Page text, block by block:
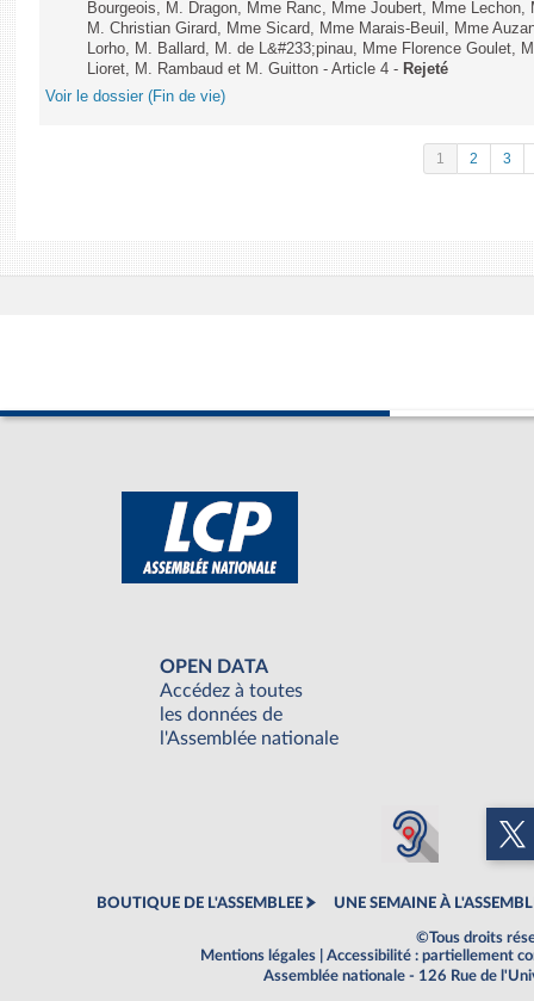
Bourgeois, M. Dragon, Mme Ranc, Mme Joubert, Mme
M. Christian Girard, Mme Sicard, Mme Marais-Beuil, Mme
Lorho, M. Ballard, M. de L&#233;pinau, Mme Florence Goulet,
Lioret, M. Rambaud et M. Guitton - Article 4 - Rejeté
Voir le dossier (Fin de vie)
1 2 3
OPEN DATA
Accédez à toutes
les données de
l'Assemblée nationale
BOUTIQUE DE L'ASSEMBLEE UNE SEMAINE À
©Tous droits
Mentions légales
Accessibilité : partiellement
Assemblée nationale - 126 Rue de